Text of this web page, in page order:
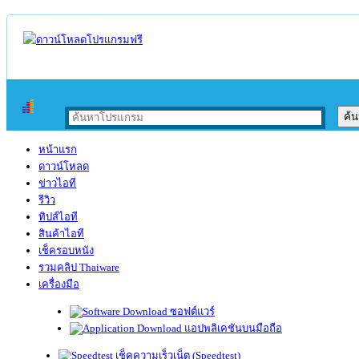
หน้าแรก
ดาวน์โหลด
ข่าวไอที
รีวิว
ทิปส์ไอที
สินค้าไอที
เช็ครอบหนัง
รวมคลิป Thaiware
เครื่องมือ
ซอฟต์แวร์
แอปพลิเคชันบนมือถือ
เช็คความเร็วเน็ต (Speedtest)